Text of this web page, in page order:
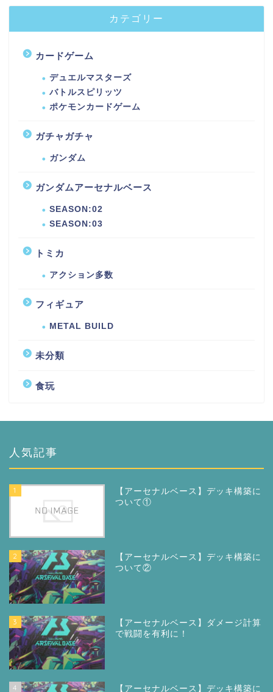
カテゴリー
カードゲーム
デュエルマスターズ
バトルスピリッツ
ポケモンカードゲーム
ガチャガチャ
ガンダム
ガンダムアーセナルベース
SEASON:02
SEASON:03
トミカ
アクション多数
フィギュア
METAL BUILD
未分類
食玩
人気記事
1
【アーセナルベース】デッキ構築に
ついて①
2
【アーセナルベース】デッキ構築に
ついて②
3
【アーセナルベース】ダメージ計算
で戦闘を有利に！
4 【アーセナルベース】デッキ構築に